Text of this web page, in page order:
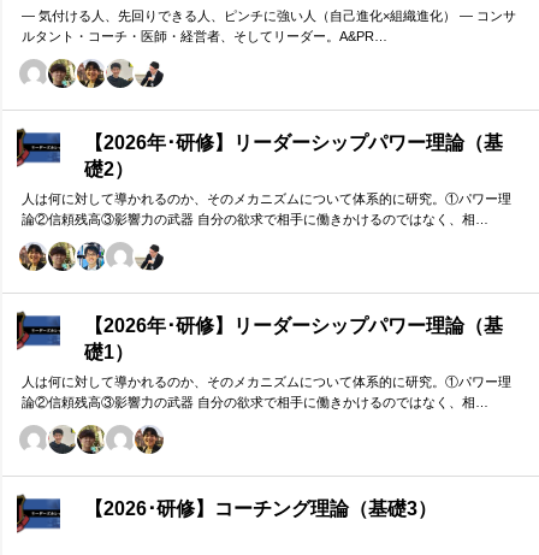
― 気付ける人、先回りできる人、ピンチに強い人（自己進化×組織進化） ― コンサ
ルタント・コーチ・医師・経営者、そしてリーダー。A&PR…
【2026年･研修】リーダーシップパワー理論（基
礎2）
人は何に対して導かれるのか、そのメカニズムについて体系的に研究。①パワー理
論②信頼残高③影響力の武器 自分の欲求で相手に働きかけるのではなく、相…
【2026年･研修】リーダーシップパワー理論（基
礎1）
人は何に対して導かれるのか、そのメカニズムについて体系的に研究。①パワー理
論②信頼残高③影響力の武器 自分の欲求で相手に働きかけるのではなく、相…
【2026･研修】コーチング理論（基礎3）